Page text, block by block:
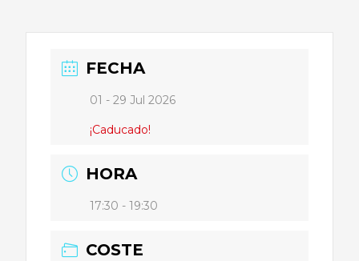
FECHA
01 - 29 Jul 2026
¡Caducado!
HORA
17:30 - 19:30
COSTE